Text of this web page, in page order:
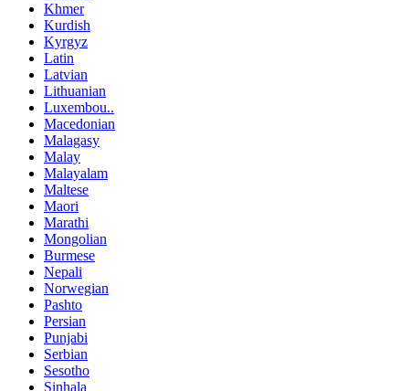
Khmer
Kurdish
Kyrgyz
Latin
Latvian
Lithuanian
Luxembou..
Macedonian
Malagasy
Malay
Malayalam
Maltese
Maori
Marathi
Mongolian
Burmese
Nepali
Norwegian
Pashto
Persian
Punjabi
Serbian
Sesotho
Sinhala